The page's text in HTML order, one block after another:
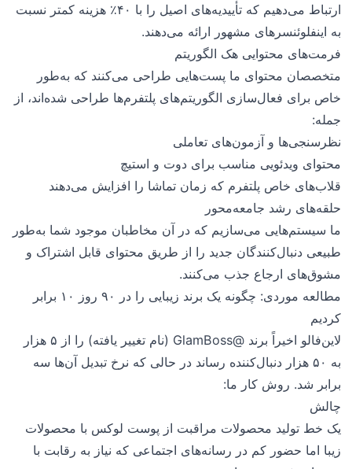
ارتباط می‌دهیم که تأییدیه‌های اصیل را با ۴۰٪ هزینه کمتر نسبت
به اینفلوئنسرهای مشهور ارائه می‌دهند.
فرمت‌های محتوایی هک الگوریتم
متخصصان محتوای ما پست‌هایی طراحی می‌کنند که به‌طور
خاص برای فعال‌سازی الگوریتم‌های پلتفرم‌ها طراحی شده‌اند، از
جمله:
نظرسنجی‌ها و آزمون‌های تعاملی
محتوای ویدئویی مناسب برای دوت و استیچ
قلاب‌های خاص پلتفرم که زمان تماشا را افزایش می‌دهند
حلقه‌های رشد جامعه‌محور
ما سیستم‌هایی می‌سازیم که در آن مخاطبان موجود شما به‌طور
طبیعی دنبال‌کنندگان جدید را از طریق محتوای قابل اشتراک و
مشوق‌های ارجاع جذب می‌کنند.
مطالعه موردی: چگونه یک برند زیبایی را در ۹۰ روز ۱۰ برابر
کردیم
لاین‌فالو اخیراً برند @GlamBoss (نام تغییر یافته) را از ۵ هزار
به ۵۰ هزار دنبال‌کننده رساند در حالی که نرخ تبدیل آن‌ها سه
برابر شد. روش کار ما:
چالش
یک خط تولید محصولات مراقبت از پوست لوکس با محصولات
زیبا اما حضور کم در رسانه‌های اجتماعی که نیاز به رقابت با